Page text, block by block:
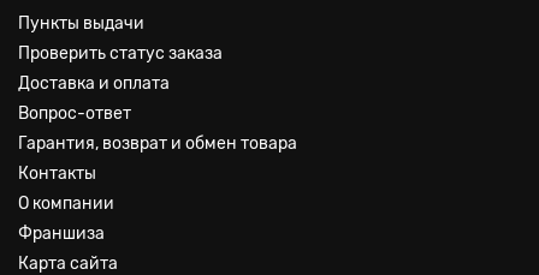
Пункты выдачи
Проверить статус заказа
Доставка и оплата
Вопрос-ответ
Гарантия, возврат и обмен товара
Контакты
О компании
Франшиза
Карта сайта